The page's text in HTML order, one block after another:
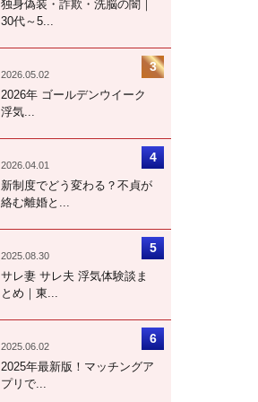
独身偽装・詐欺・洗脳の闇｜
30代～5...
2026.05.02
2026年 ゴールデンウイーク
浮気...
2026.04.01
新制度でどう変わる？不貞が
絡む離婚と...
2025.08.30
サレ妻 サレ夫 浮気体験談ま
とめ｜東...
2025.06.02
2025年最新版！マッチングア
プリで...